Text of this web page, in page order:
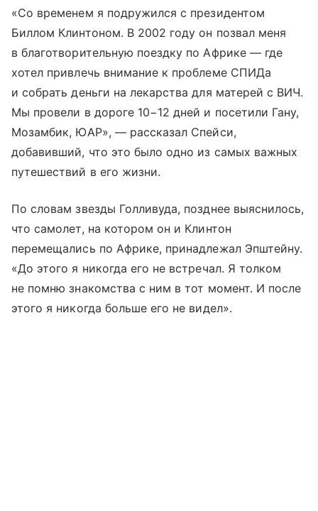
«Со временем я подружился с президентом
Биллом Клинтоном. В 2002 году он позвал меня
в благотворительную поездку по Африке — где
хотел привлечь внимание к проблеме СПИДа
и собрать деньги на лекарства для матерей с ВИЧ.
Мы провели в дороге 10−12 дней и посетили Гану,
Мозамбик, ЮАР», — рассказал Спейси,
добавивший, что это было одно из самых важных
путешествий в его жизни.
По словам звезды Голливуда, позднее выяснилось,
что самолет, на котором он и Клинтон
перемещались по Африке, принадлежал Эпштейну.
«До этого я никогда его не встречал. Я толком
не помню знакомства с ним в тот момент. И после
этого я никогда больше его не видел».